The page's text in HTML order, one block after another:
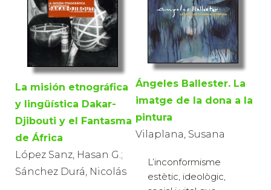
La misión etnográfica
y lingüística Dakar-
Djibouti y el Fantasma
de África
López Sanz, Hasan G.;
Sánchez Durá, Nicolás
Ángeles Ballester. La
imatge de la dona a la
pintura
Vilaplana, Susana
L’inconformisme
estètic, ideològic,